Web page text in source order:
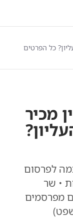
כל הפרטים
מכיר
לפרסום
• שר
מפרסמים